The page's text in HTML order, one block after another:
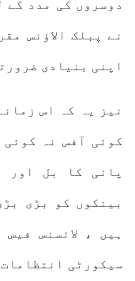
دوسروں کی مدد کے
نے پبلک الاؤنس
اپنی بنیادی
نیز یہ کہ اس
کوئی آفس نہ کوئی
پانی کا بل اور
بینکوں کو بڑی
ہیں ، لائسنس
سیکورٹی